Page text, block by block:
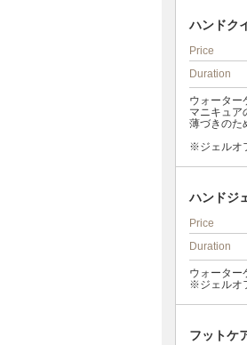
ハンドク
Price
Duration
ウォーター
マニキュア
薄づきのた
※ジェルオ
ハンドジ
Price
Duration
ウォーター
※ジェルオ
フットケ